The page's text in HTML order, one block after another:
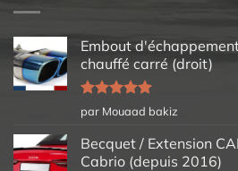
Embout
chauffé carré (droit)
Note5sur
5
par Mouaad bakiz
Becquet / Extension
Cabrio (depuis 2016)